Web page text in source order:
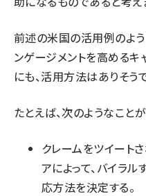
前述の米国の活用例のよ
ンゲージメントを高める
にも、活用方法はありそう
たとえば、次のようなこと
クレームをツイート
アによって、バイラ
応方法を決定する。